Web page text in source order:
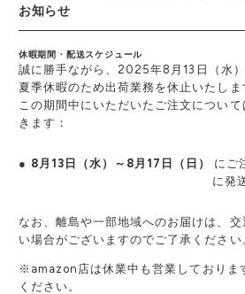
お知らせ
休暇期間・配送スケジュール
誠に勝手ながら、2025年8月13日（水
夏季休暇のため出荷業務を休止いたしま
この期間中にいただいたご注文につい
きます：
● 8月13日（水）～8月17日（日） にご
に発
なお、離島や一部地域へのお届けは、
い場合がございますのでご了承ください
※amazon店は休業中も営業しておりま
ください。